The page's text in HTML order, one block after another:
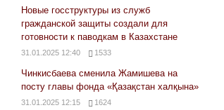
Новые госструктуры из служб
гражданской защиты создали для
готовности к паводкам в Казахстане
31.01.2025 12:40 1533
Чинкисбаева сменила Жамишева на
посту главы фонда «Қазақстан халқына»
31.01.2025 12:15 1624